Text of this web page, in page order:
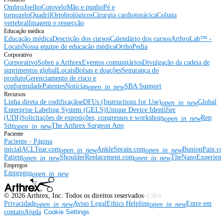
OmbroJoelhoCotoveloMão e punhoPé e
tornozeloQuadrilOrtobiológicosCirurgia cardiotorácicaColuna
vertebralImagem e ressecção
Educação médica
Educação médicaDescrição dos cursosCalendário dos cursosArthroLab™ -
LocaisNossa equipe de educação médicaOrthoPedia
Corporativo
CorporativoSobre a ArthrexEventos comunitáriosDivulgação da cadeia de
suprimentos globalLocaisBolsas e doaçõesSegurança do
produtoGerenciamento de risco e
conformidadePatentesNotíciasopen_in_newSBA Support
Recursos
Linha direta de codificaçãoeDFUs (Instructions for Use)open_in_newGlobal
Enterprise Labeling System (GELS)Unique Device Identifier
(UDI)Solicitações de exposições, congressos e workshopsopen_in_newRep
Siteopen_in_newThe Arthrex Surgeon App
Paciente
Paciente - Página
inicialACLTear.comopen_in_newAnkleSprain.comopen_in_new
Patientopen_in_newShoulderReplacement.comopen_in_new
Empregos
Empregosopen_in_new
© 2026 Arthrex, Inc. Todos os direitos reservadosv3.56.0
Privacidadeopen_in_newAviso LegalEthics Helplineopen_in_newEntre em
contatoAjuda Cookie Settings